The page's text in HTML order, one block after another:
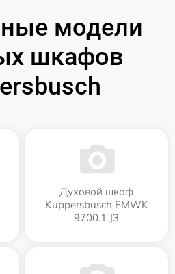
модели
шкафов
Духовой шкаф
Kuppersbusch EMWK
9700.1 J3